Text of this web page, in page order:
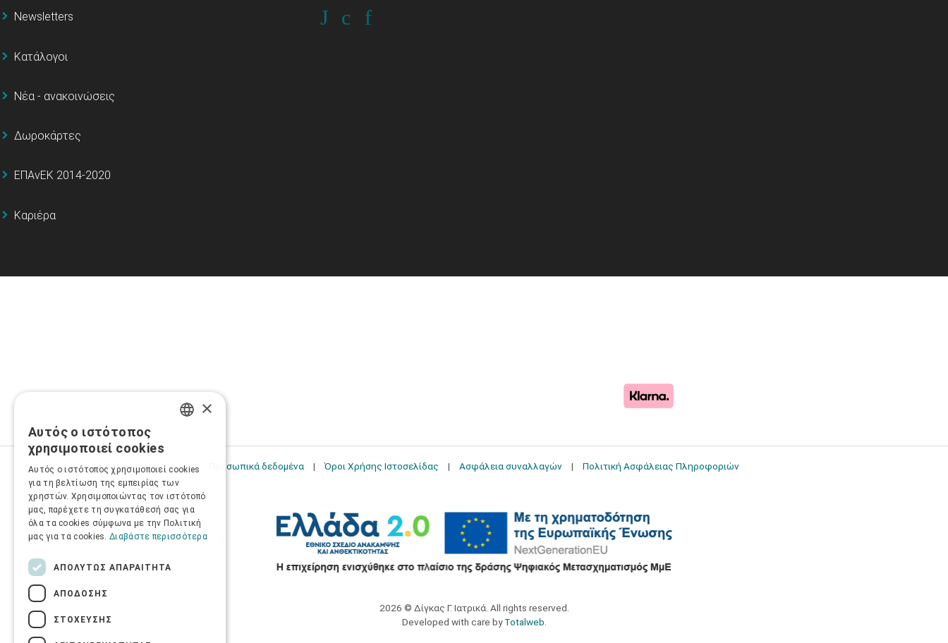
Newsletters
Κατάλογοι
Νέα - ανακοινώσεις
Δωροκάρτες
ΕΠΑνΕΚ 2014-2020
Καριέρα
Προσωπικά δεδομένα Όροι Χρήσης Ιστοσελίδας Ασφάλεια συναλλαγών Πολιτική Ασφάλειας Πληροφοριών
2026 © Δίγκας Γ. Ιατρικά. All rights reserved.
Developed with care byTotalweb
×
Αυτός ο ιστότοπος
χρησιμοποιεί cookies
Αυτός ο ιστότοπος χρησιμοποιεί cookies
για τη βελτίωση της εμπειρίας των
χρηστών. Χρησιμοποιώντας τον ιστότοπό
μας, παρέχετε τη συγκατάθεσή σας για
όλα τα cookies σύμφωνα με την Πολιτική
μας για τα cookies. Διαβάστε περισσότερα
ΑΠΟΛΎΤΩΣ ΑΠΑΡΑΊΤΗΤΑ
ΑΠΌΔΟΣΗΣ
ΣΤΌΧΕΥΣΗΣ